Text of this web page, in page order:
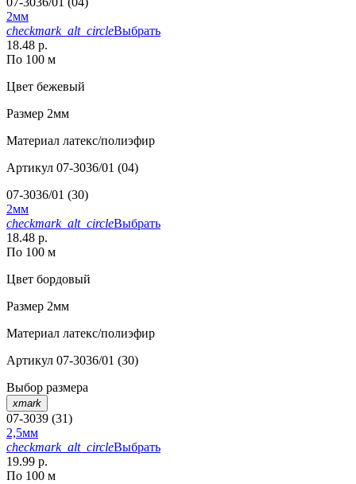
2мм
checkmark_alt_circleВыбрать
18.48 р.
По 100 м
Цвет бежевый
Размер 2мм
Материал латекс/полиэфир
Артикул 07-3036/01 (04)
07-3036/01 (30)
2мм
checkmark_alt_circleВыбрать
18.48 р.
По 100 м
Цвет бордовый
Размер 2мм
Материал латекс/полиэфир
Артикул 07-3036/01 (30)
Выбор размера
xmark
07-3039 (31)
2,5мм
checkmark_alt_circleВыбрать
19.99 р.
По 100 м